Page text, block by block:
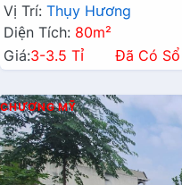
Vị Trí: Thụy Hương
Diện Tích: 80m²
Giá:3-3.5 Tỉ Đã Có Sổ
CHƯƠNG MỸ